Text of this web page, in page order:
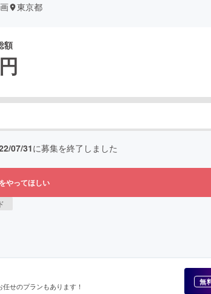
東京都
額
円
07/31に募集を終了しました
やってほしい
せのプランもあります！ 無